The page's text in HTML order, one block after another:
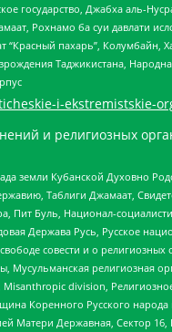
государство, Джабха аль-
Рохнамо ба суи давлати
“Красный пахарь”,
Таджикистана,
i-ekstremistskie-
и религиозных
земли Кубанской Духовно
Таблиги Джамаат,
Пит Буль, Национал-
Держава Русь, Русское
совести и о
Мусульманская религиозная
division,
Коренного Русского народа
Матери Державная, Сектор